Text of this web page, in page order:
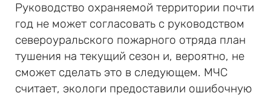
Руководство охраняемой территории почти
год не может согласовать с руководством
североуральского пожарного отряда план
тушения на текущий сезон и, вероятно, не
сможет сделать это в следующем. МЧС
считает, экологи предоставили ошибочную